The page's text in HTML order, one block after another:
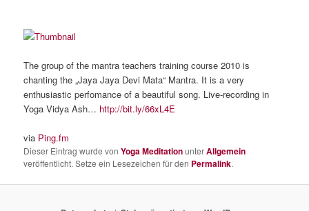
The group of the mantra teachers training course 2010 is
chanting the „Jaya Jaya Devi Mata“ Mantra. It is a very
enthusiastic perfomance of a beautiful song. Live-recording in
Yoga Vidya Ash… http://bit.ly/66xL4E
via Ping.fm
Dieser Eintrag wurde vonYoga MeditationunterAllgemein
veröffentlicht. Setze ein Lesezeichen für den Permalink.